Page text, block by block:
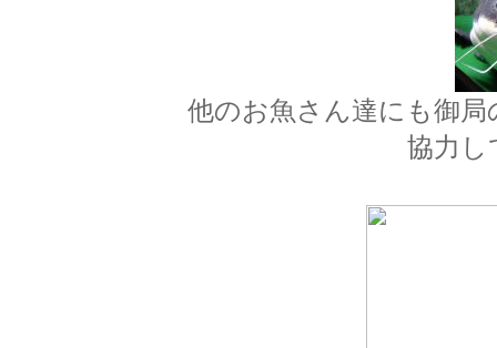
他のお魚さん達にも御
協力し